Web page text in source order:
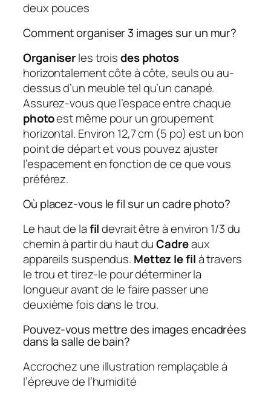
deux pouces
Comment organiser 3 images sur un mur?
Organiserles troisdes photos
horizontalement côte à côte, seuls ou au-
dessus d’un meuble tel qu’un canapé.
Assurez-vous que l’espace entre chaque
photoest même pour un groupement
horizontal. Environ 12,7 cm (5 po) est un bon
point de départ et vous pouvez ajuster
l’espacement en fonction de ce que vous
préférez.
Où placez-vous le fil sur un cadre photo?
Le haut de lafildevrait être à environ 1/3 du
chemin à partir du haut duCadreaux
appareils suspendus. Mettez le filà travers
le trou et tirez-le pour déterminer la
longueur avant de le faire passer une
deuxième fois dans le trou.
Pouvez-vous mettre des images encadrées
dans la salle de bain?
Accrochez une illustration remplaçable à
l’épreuve de l’humidité